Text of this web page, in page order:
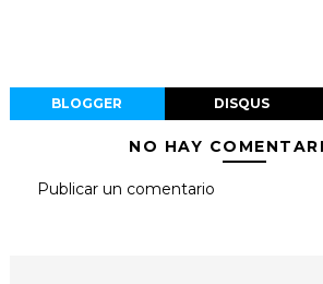
BLOGGER DISQUS
NO HAY
Publicar un comentario